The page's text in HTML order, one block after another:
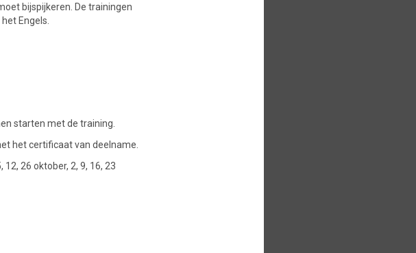
bijspijkeren. De trainingen
Engels.
starten met de training.
het certificaat van deelname.
26 oktober, 2, 9, 16, 23